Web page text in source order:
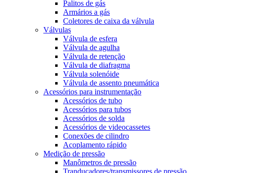
Palitos de gás
Armários a gás
Coletores de caixa da válvula
Válvulas
Válvula de esfera
Válvula de agulha
Válvula de retenção
Válvula de diafragma
Válvula solenóide
Válvula de assento pneumática
Acessórios para instrumentação
Acessórios de tubo
Acessórios para tubos
Acessórios de solda
Acessórios de videocassetes
Conexões de cilindro
Acoplamento rápido
Medição de pressão
Manômetros de pressão
Tranducadores/transmissores de pressão